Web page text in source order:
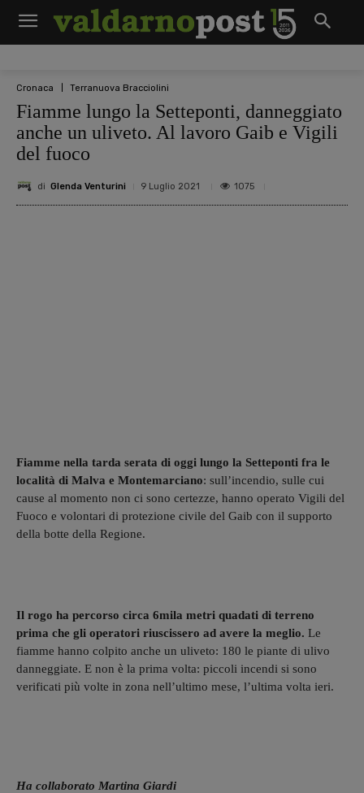
Cronaca Terranuova Bracciolini
Fiamme lungo la Setteponti, danneggiato
anche un uliveto. Al lavoro Gaib e Vigili
del fuoco
di Glenda Venturini 9 Luglio 2021 1075
Fiamme nella tarda serata di oggi lungo la Setteponti fra le
località di Malva e Montemarciano: sull’incendio, sulle cui
cause al momento non ci sono certezze, hanno operato Vigili del
Fuoco e volontari di protezione civile del Gaib con il supporto
della botte della Regione.
Il rogo ha percorso circa 6mila metri quadati di terreno
prima che gli operatori riuscissero ad avere la meglio. Le
fiamme hanno colpito anche un uliveto: 180 le piante di ulivo
danneggiate. E non è la prima volta: piccoli incendi si sono
verificati più volte in zona nell’ultimo mese, l’ultima volta ieri.
Ha collaborato Martina Giardi